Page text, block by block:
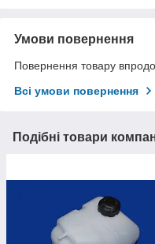
Умови повернення
Повернення товару
Всі умови повернення
Подібні товари